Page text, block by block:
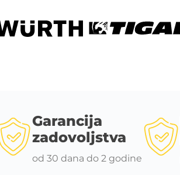
Garancija
zadovoljstva
od 30 dana do 2 godine